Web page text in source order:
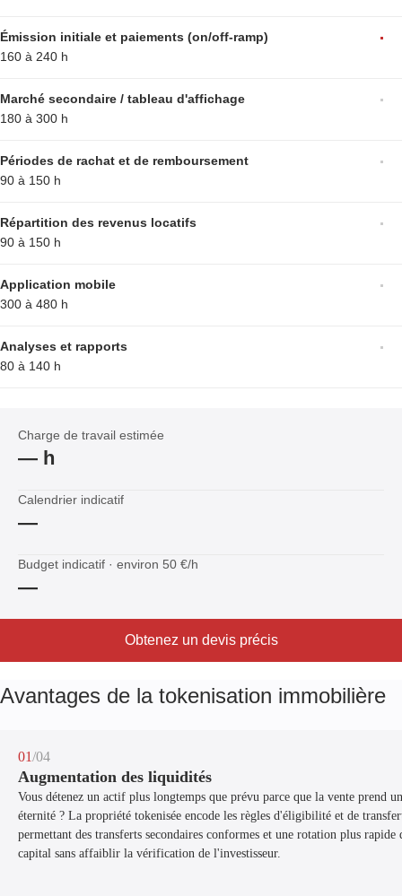
Émission initiale et paiements (on/off-ramp)
160 à 240 h
Marché secondaire / tableau d'affichage
180 à 300 h
Périodes de rachat et de remboursement
90 à 150 h
Répartition des revenus locatifs
90 à 150 h
Application mobile
300 à 480 h
Analyses et rapports
80 à 140 h
Charge de travail estimée
— h
Calendrier indicatif
—
Budget indicatif · environ 50 €/h
—
Obtenez un devis précis
Avantages de la tokenisation immobilière
01/04
Augmentation des liquidités
Vous détenez un actif plus longtemps que prévu parce que la vente prend
éternité ? La propriété tokenisée encode les règles d'éligibilité et de
permettant des transferts secondaires conformes et une rotation plus rapide
capital sans affaiblir la vérification de l'investisseur.